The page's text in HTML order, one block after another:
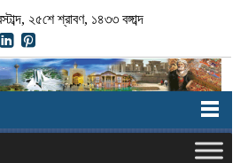
২৫শে শ্রাবণ, ১৪৩৩ বঙ্গাব্দ